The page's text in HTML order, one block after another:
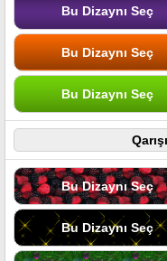
Bu Dizaynı Seç
Bu Dizaynı Seç
Bu Dizaynı Seç
Bu Dizaynı Seç
Bu Dizaynı Seç